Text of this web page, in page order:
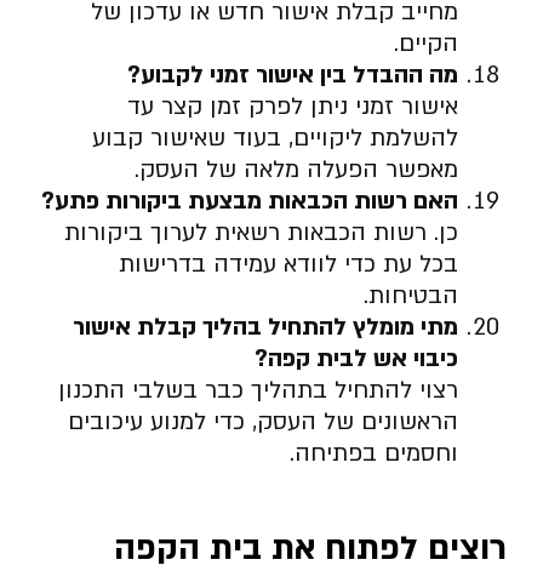
מחייב קבלת אישור חדש או עדכון של
הקיים.
מה ההבדל בין אישור זמני לקבוע?
אישור זמני ניתן לפרק זמן קצר עד
להשלמת ליקויים, בעוד שאישור קבוע
מאפשר הפעלה מלאה של העסק.
האם רשות הכבאות מבצעת ביקורות פתע?
כן. רשות הכבאות רשאית לערוך ביקורות
בכל עת כדי לוודא עמידה בדרישות
הבטיחות.
מתי מומלץ להתחיל בהליך קבלת אישור
כיבוי אש לבית קפה?
רצוי להתחיל בתהליך כבר בשלבי התכנון
הראשונים של העסק, כדי למנוע עיכובים
וחסמים בפתיחה.
רוצים לפתוח את בית הקפה